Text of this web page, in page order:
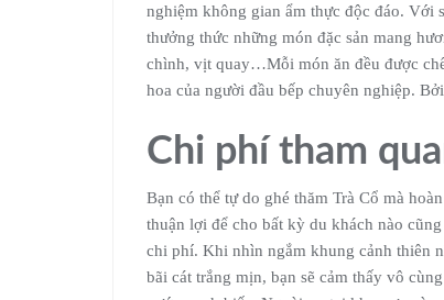
nghiệm không gian ẩm thực độc đáo. Với
thưởng thức những món đặc sản mang
chình, vịt quay…Mỗi món ăn đều được
hoa của người đầu bếp chuyên nghiệp.
Chi phí tham
Bạn có thể tự do ghé thăm Trà Cổ mà
thuận lợi để cho bất kỳ du khách nào
chi phí. Khi nhìn ngắm khung cảnh thiên
bãi cát trắng mịn, bạn sẽ cảm thấy vô